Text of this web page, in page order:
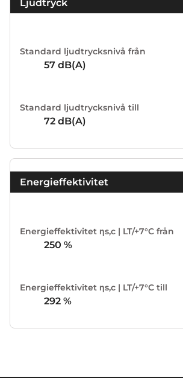
Ljudtryck
Standard ljudtrycksnivå från
57 dB(A)
Standard ljudtrycksnivå till
72 dB(A)
Energieffektivitet
Energieffektivitet ηs,c | LT/+7°C från
250 %
Energieffektivitet ηs,c | LT/+7°C till
292 %